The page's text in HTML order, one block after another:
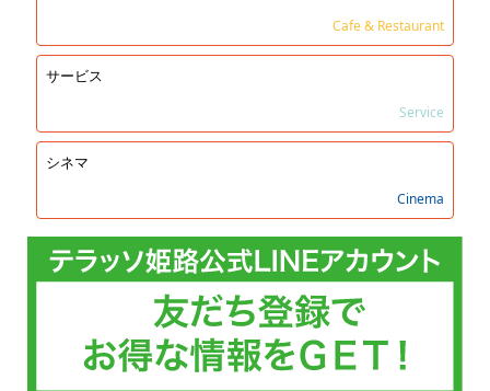
Cafe & Restaurant
サービス
Service
シネマ
Cinema